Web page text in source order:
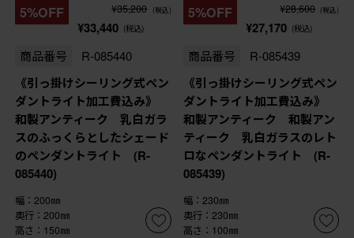
5%OFF ¥35,200 (税込)
¥33,440 (税込)
商品番号 R-085440
《引っ掛けシーリング式ペン
ダントライト加工費込み》
和製アンティーク 乳白ガラ
スのふっくらとしたシェード
のペンダントライト (R-
085440)
幅：200㎜
奥行：200㎜
高さ：150㎜
5%OFF ¥28,600 (税込)
¥27,170 (税込)
商品番号 R-085439
《引っ掛けシーリング式ペン
ダントライト加工費込み》
和製アンティーク 和製アン
ティーク 乳白ガラスのレト
ロなペンダントライト (R-
085439)
幅：230㎜
奥行：230㎜
高さ：100㎜